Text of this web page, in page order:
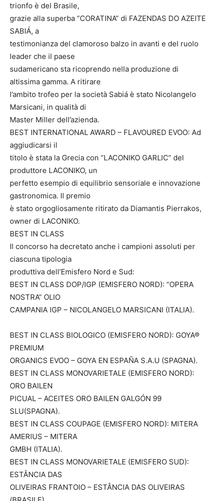
trionfo è del Brasile,
grazie alla superba “CORATINA” di FAZENDAS DO AZEITE
SABIÁ, a
testimonianza del clamoroso balzo in avanti e del ruolo
leader che il paese
sudamericano sta ricoprendo nella produzione di
altissima gamma. A ritirare
l’ambito trofeo per la società Sabiá è stato Nicolangelo
Marsicani, in qualità di
Master Miller dell’azienda.
BEST INTERNATIONAL AWARD – FLAVOURED EVOO: Ad
aggiudicarsi il
titolo è stata la Grecia con “LACONIKO GARLIC” del
produttore LACONIKO, un
perfetto esempio di equilibrio sensoriale e innovazione
gastronomica. Il premio
è stato orgogliosamente ritirato da Diamantis Pierrakos,
owner di LACONIKO.
BEST IN CLASS
Il concorso ha decretato anche i campioni assoluti per
ciascuna tipologia
produttiva dell’Emisfero Nord e Sud:
BEST IN CLASS DOP/IGP (EMISFERO NORD): “OPERA
NOSTRA” OLIO
CAMPANIA IGP – NICOLANGELO MARSICANI (ITALIA).
BEST IN CLASS BIOLOGICO (EMISFERO NORD): GOYA®
PREMIUM
ORGANICS EVOO – GOYA EN ESPAÑA S.A.U (SPAGNA).
BEST IN CLASS MONOVARIETALE (EMISFERO NORD):
ORO BAILEN
PICUAL – ACEITES ORO BAILEN GALGÓN 99
SLU(SPAGNA).
BEST IN CLASS COUPAGE (EMISFERO NORD): MITERA
AMERIUS – MITERA
GMBH (ITALIA).
BEST IN CLASS MONOVARIETALE (EMISFERO SUD):
ESTÂNCIA DAS
OLIVEIRAS FRANTOIO – ESTÂNCIA DAS OLIVEIRAS